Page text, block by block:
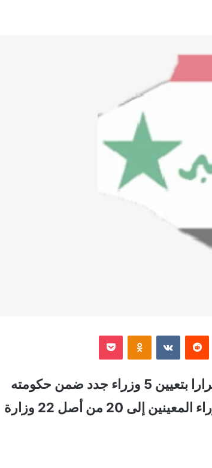
‏Reddit
‏VKontakte
Odnoklassniki
‫Pocket
أصدر رئيس مجلس الوزراء السوداني، كامل إدريس، قرارا بتعيين 5 وزراء جدد ضمن حكومته
التي يُطلق عليها “حكومة الأمل”، ليرتفع بذلك عدد الوزراء المعينين إلى 20 من أصل 22 وزارة